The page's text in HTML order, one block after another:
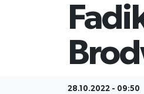
28.10.2022 - 09:50
İstanbul Namaz
İstanbul Trafik Yoğunluk